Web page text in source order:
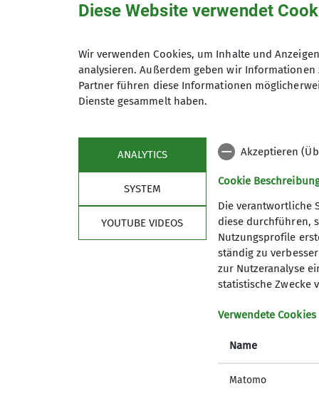
Anmeldung
Preis
Im
Kurs-
Diese Website verwendet
Wir verwenden Cookies, um Inhalte und
analysieren. Außerdem geben wir
Partner führen diese Informationen
Dienste gesammelt haben.
ANALYTICS
SYSTEM
YOUTUBE VIDEOS
Akzeptieren
Cookie
Die verantwortliche
diese durchführen,
Nutzungsprofile
ständig zu
zur Nutzeranalyse
statistische Zwecke
Verwendete Cookies
Name
Matomo